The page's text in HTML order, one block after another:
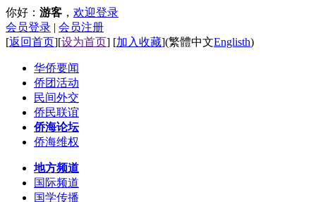
你好： 游客 ， 欢迎登录
会员登录 | 会员注册
[返回首页][设为首页] [加入收藏](繁體中文Englisth)
华侨要闻
侨团活动
民间外交
侨民联谊
侨海论坛
侨海维权
地方频道
国际频道
国学传播